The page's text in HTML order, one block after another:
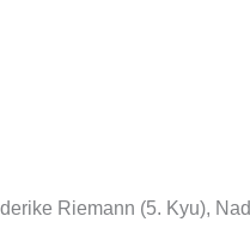
Riemann (5. Kyu),